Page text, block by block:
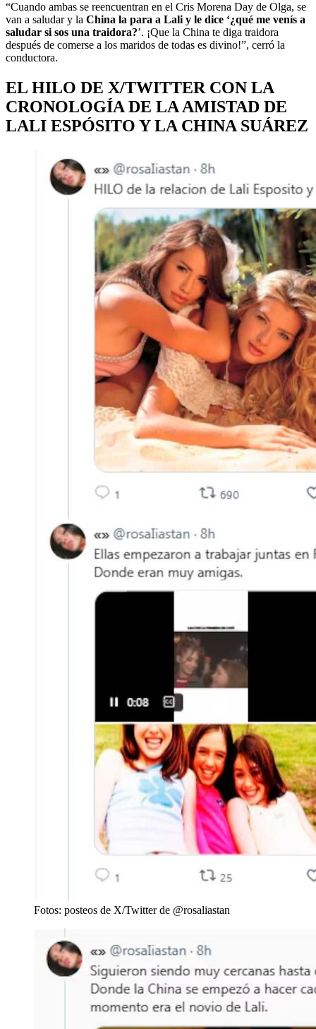
“Cuando ambas se reencuentran en el Cris Morena Day de Olga, se
van a saludar y la China la para a Lali y le dice ‘¿qué me venís a
saludar si sos una traidora?’. ¡Que la China te diga traidora
después de comerse a los maridos de todas es divino!”, cerró la
conductora.
EL HILO DE X/TWITTER CON LA
CRONOLOGÍA DE LA AMISTAD DE
LALI ESPÓSITO Y LA CHINA SUÁREZ
Fotos: posteos de X/Twitter de @rosaliastan